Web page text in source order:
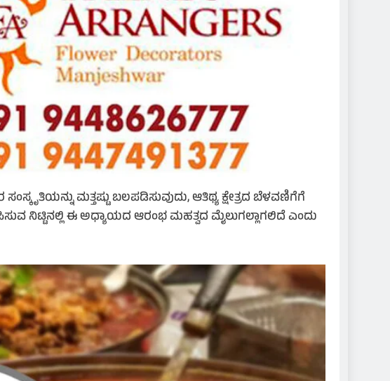
ಮತ್ತಷ್ಟು ಬಲಪಡಿಸುವುದು, ಆತಿಥ್ಯ ಕ್ಷೇತ್ರದ ಬೆಳವಣಿಗೆಗೆ
ನಿಟ್ಟಿನಲ್ಲಿ ಈ ಅಧ್ಯಾಯದ ಆರಂಭ ಮಹತ್ವದ ಮೈಲುಗಲ್ಲಾಗಲಿದೆ ಎಂದು